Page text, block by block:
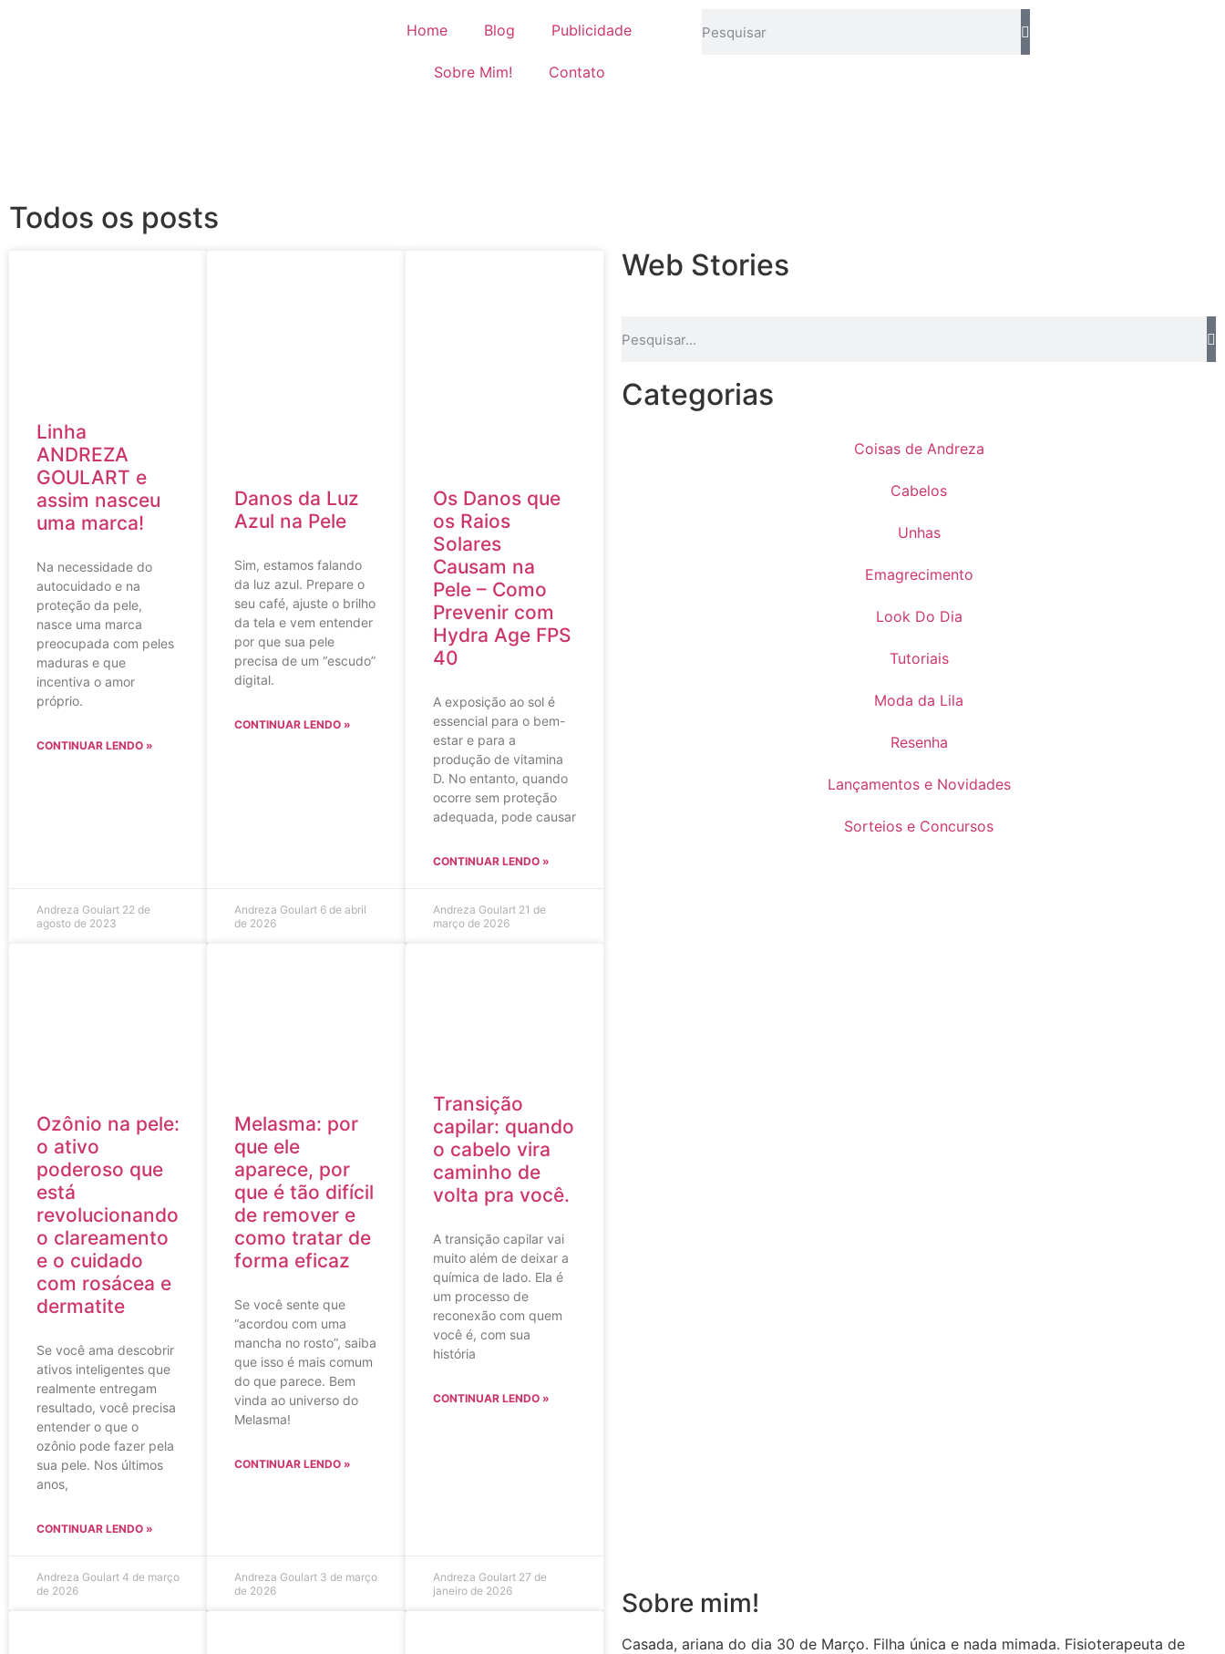
Home Blog Publicidade
Sobre Mim! Contato
Todos os posts
Linha
ANDREZA
GOULART e
assim nasceu
uma marca!
Na necessidade do
autocuidado e na
proteção da pele,
nasce uma marca
preocupada com peles
maduras e que
incentiva o amor
próprio.
CONTINUAR LENDO »
Andreza Goulart 22 de
agosto de 2023
Danos da Luz
Azul na Pele
Sim, estamos falando
da luz azul. Prepare o
seu café, ajuste o brilho
da tela e vem entender
por que sua pele
precisa de um “escudo”
digital.
CONTINUAR LENDO »
Andreza Goulart 6 de abril
de 2026
Os Danos que
os Raios
Solares
Causam na
Pele – Como
Prevenir com
Hydra Age FPS
40
A exposição ao sol é
essencial para o bem-
estar e para a
produção de vitamina
D. No entanto, quando
ocorre sem proteção
adequada, pode causar
CONTINUAR LENDO »
Andreza Goulart 21 de
março de 2026
Ozônio na pele:
o ativo
poderoso que
está
revolucionando
o clareamento
e o cuidado
com rosácea e
dermatite
Se você ama descobrir
ativos inteligentes que
realmente entregam
resultado, você precisa
entender o que o
ozônio pode fazer pela
sua pele. Nos últimos
anos,
CONTINUAR LENDO »
Andreza Goulart 4 de março
de 2026
Melasma: por
que ele
aparece, por
que é tão difícil
de remover e
como tratar de
forma eficaz
Se você sente que
“acordou com uma
mancha no rosto”, saiba
que isso é mais comum
do que parece. Bem
vinda ao universo do
Melasma!
CONTINUAR LENDO »
Andreza Goulart 3 de março
de 2026
Transição
capilar: quando
o cabelo vira
caminho de
volta pra você.
A transição capilar vai
muito além de deixar a
química de lado. Ela é
um processo de
reconexão com quem
você é, com sua
história
CONTINUAR LENDO »
Andreza Goulart 27 de
janeiro de 2026
Web Stories
Categorias
Coisas de Andreza
Cabelos
Unhas
Emagrecimento
Look Do Dia
Tutoriais
Moda da Lila
Resenha
Lançamentos e Novidades
Sorteios e Concursos
Sobre mim!
Casada, ariana do dia 30 de Março. Filha única e nada mimada. Fisioterapeuta de